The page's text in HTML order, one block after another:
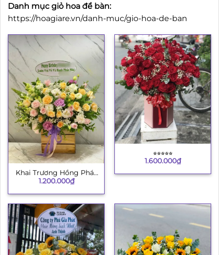
Danh mục giỏ hoa để bàn:
https://hoagiare.vn/danh-muc/gio-hoa-de-ban
Khai Trương Hồng Phát
4
1.200.000₫
⭐︎⭐︎⭐︎⭐︎⭐︎
1.600.000₫